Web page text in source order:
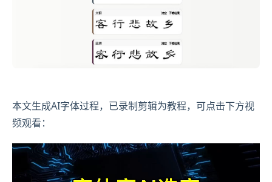
本文生成AI字体过程，已录制剪辑为教程，可点击下方视
频观看：